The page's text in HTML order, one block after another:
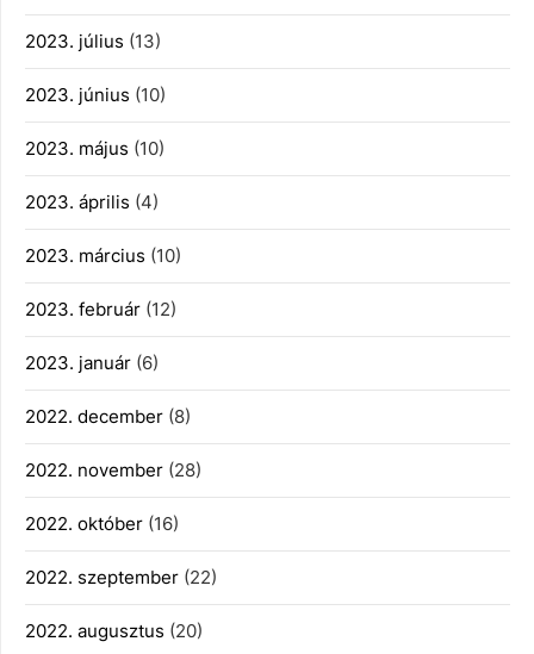
2023. július (13)
2023. június (10)
2023. május (10)
2023. április (4)
2023. március (10)
2023. február (12)
2023. január (6)
2022. december (8)
2022. november (28)
2022. október (16)
2022. szeptember (22)
2022. augusztus (20)